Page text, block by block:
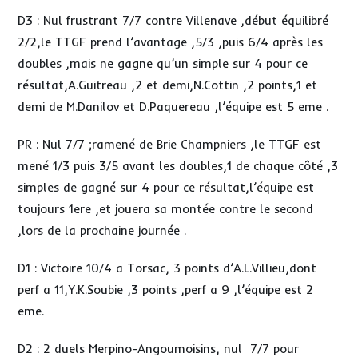
D3 : Nul frustrant 7/7 contre Villenave ,début équilibré
2/2,le TTGF prend l’avantage ,5/3 ,puis 6/4 après les
doubles ,mais ne gagne qu’un simple sur 4 pour ce
résultat,A.Guitreau ,2 et demi,N.Cottin ,2 points,1 et
demi de M.Danilov et D.Paquereau ,l’équipe est 5 eme .
PR : Nul 7/7 ;ramené de Brie Champniers ,le TTGF est
mené 1/3 puis 3/5 avant les doubles,1 de chaque côté ,3
simples de gagné sur 4 pour ce résultat,l’équipe est
toujours 1ere ,et jouera sa montée contre le second
,lors de la prochaine journée .
D1 : Victoire 10/4 a Torsac, 3 points d’A.L.Villieu,dont
perf a 11,Y.K.Soubie ,3 points ,perf a 9 ,l’équipe est 2
eme.
D2 : 2 duels Merpino-Angoumoisins, nul 7/7 pour